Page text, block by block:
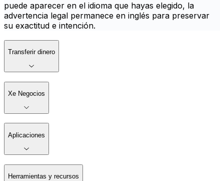
puede aparecer en el idioma que hayas elegido, la
advertencia legal permanece en inglés para preservar
su exactitud e intención.
Transferir dinero
Xe Negocios
Aplicaciones
Herramientas y recursos